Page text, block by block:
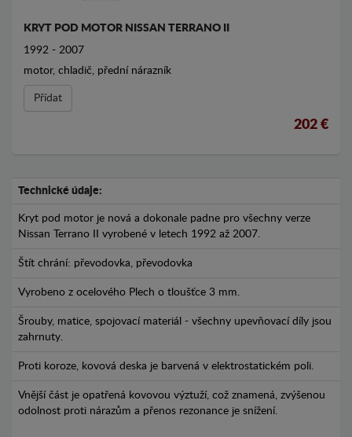
KRYT POD MOTOR NISSAN TERRANO II
1992 - 2007
motor, chladič, přední nárazník
Přídat
202 €
Technické údaje:
Kryt pod motor je nová a dokonale padne pro všechny verze
Nissan Terrano II vyrobené v letech 1992 až 2007.
Štít chrání: převodovka, převodovka
Vyrobeno z ocelového Plech o tloušťce 3 mm.
Šrouby, matice, spojovací materiál - všechny upevňovací díly jsou
zahrnuty.
Proti koroze, kovová deska je barvená v elektrostatickém poli.
Vnější část je opatřená kovovou výztuží, což znamená, zvýšenou
odolnost proti nárazům a přenos rezonance je snížení.